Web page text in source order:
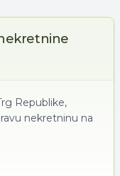
Republike,
nekretninu na